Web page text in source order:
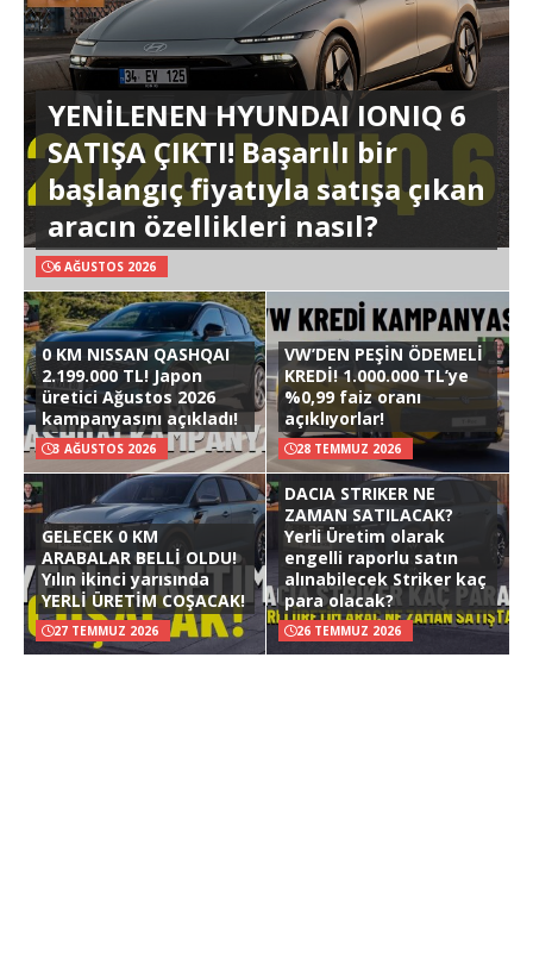
YENİLENEN HYUNDAI IONIQ 6
SATIŞA ÇIKTI! Başarılı bir
başlangıç fiyatıyla satışa çıkan
aracın özellikleri nasıl?
6 AĞUSTOS 2026
0 KM NISSAN QASHQAI
2.199.000 TL! Japon
üretici Ağustos 2026
kampanyasını açıkladı!
3 AĞUSTOS 2026
VW’DEN PEŞİN ÖDEMELİ
KREDİ! 1.000.000 TL’ye
%0,99 faiz oranı
açıklıyorlar!
28 TEMMUZ 2026
GELECEK 0 KM
ARABALAR BELLİ OLDU!
Yılın ikinci yarısında
YERLİ ÜRETİM COŞACAK!
27 TEMMUZ 2026
DACIA STRIKER NE
ZAMAN SATILACAK?
Yerli Üretim olarak
engelli raporlu satın
alınabilecek Striker kaç
para olacak?
26 TEMMUZ 2026